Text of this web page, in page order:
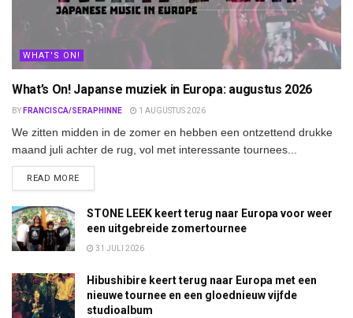
WHAT'S ON!
What’s On! Japanse muziek in Europa: augustus 2026
BY FRANCISCA/SERAPHINNE 1 AUGUSTUS 2026
We zitten midden in de zomer en hebben een ontzettend drukke
maand juli achter de rug, vol met interessante tournees...
READ MOREDETAILS
STONE LEEK keert terug naar Europa voor weer
een uitgebreide zomertournee
31 JULI 2026
Hibushibire keert terug naar Europa met een
nieuwe tournee en een gloednieuw vijfde
studioalbum